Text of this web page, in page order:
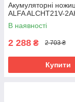
Акумуляторні
ALFA ALCHT21V-
В наявності
2 288 ₴ 2 703 ₴
Купити